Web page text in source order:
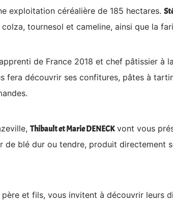
exploitation céréalière de 185 hectares.
tournesol et cameline, ainsi que la
de France 2018 et chef pâtissier à
fera découvrir ses confitures, pâtes à
Thibault et Marie DENECKvont vous
blé dur ou tendre, produit directement
père et fils, vous invitent à découvrir leurs